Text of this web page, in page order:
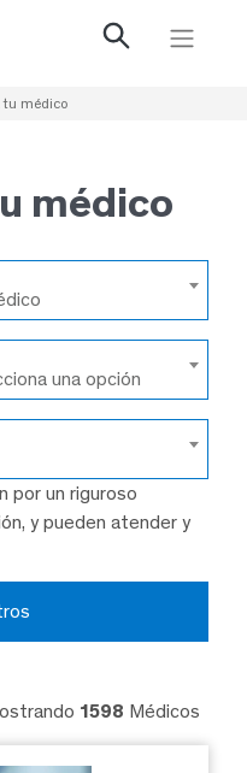
tu médico
médico
una opción
por un riguroso
y pueden atender y
1598 Médicos